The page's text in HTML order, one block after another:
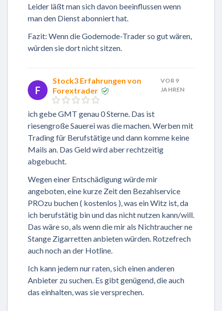
Leider läßt man sich davon beeinflussen wenn
man den Dienst abonniert hat.
Fazit: Wenn die Godemode-Trader so gut wären,
würden sie dort nicht sitzen.
F
Stock3 Erfahrungen von
Forextrader
VOR 9
JAHREN
ich gebe GMT genau 0 Sterne. Das ist
riesengroße Sauerei was die machen. Werben mit
Trading für Berufstätige und dann komme keine
Mails an. Das Geld wird aber rechtzeitig
abgebucht.
Wegen einer Entschädigung würde mir
angeboten, eine kurze Zeit den Bezahlservice
PROzu buchen ( kostenlos ), was ein Witz ist, da
ich berufstätig bin und das nicht nutzen kann/will.
Das wäre so, als wenn die mir als Nichtraucher ne
Stange Zigarretten anbieten würden. Rotzefrech
auch noch an der Hotline.
Ich kann jedem nur raten, sich einen anderen
Anbieter zu suchen. Es gibt genügend, die auch
das einhalten, was sie versprechen.